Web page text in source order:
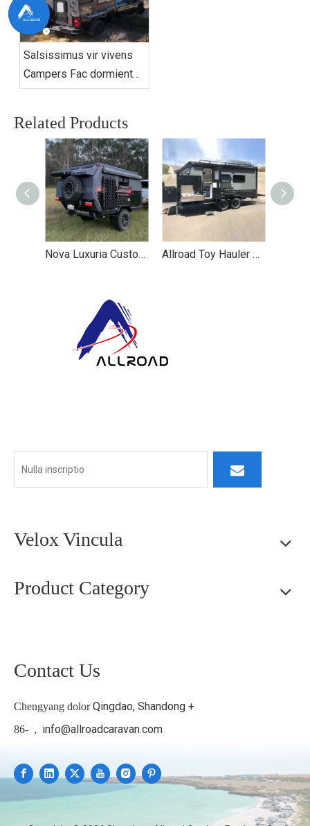
Salsissimus vir vivens
Campers Fac dormientes
sub stellae melius quam
Related Products
Nova Luxuria Custom Off Road Camping Trailer Camper Caravan Travel Trailer Allroad Toy Hauler de via camper duro summo comitatu
Velox Vincula
Product Category
Contact Us
Chengyang dolorQingdao, Shandong +
86- , info@allroadcaravan.com